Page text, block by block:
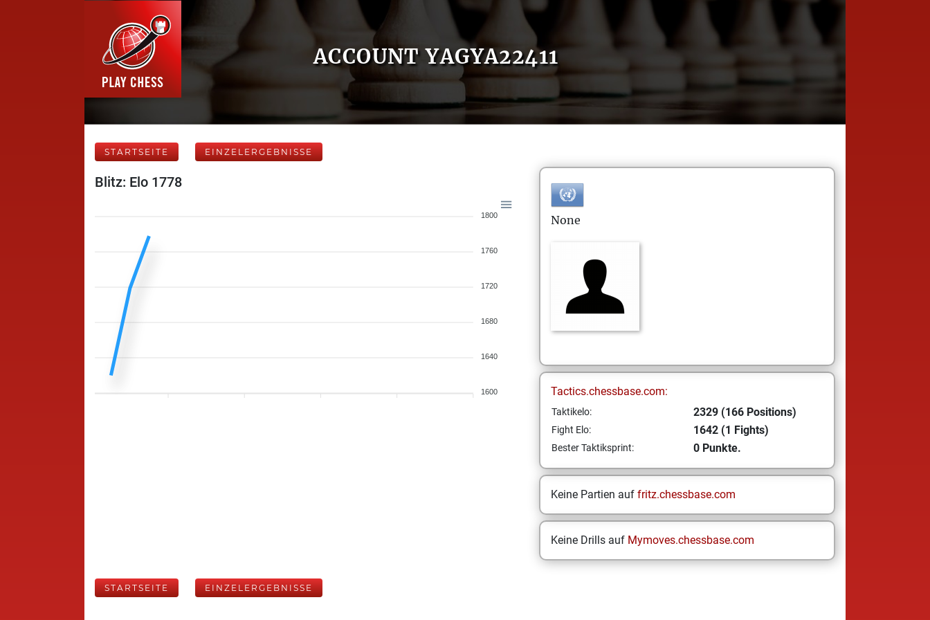
ACCOUNT YAGYA22411
STARTSEITE EINZELERGEBNISSE
Blitz: Elo 1778
1800
1760
1720
1680
1640
1600
None
Tactics.chessbase.com:
Taktikelo: 2329 (166 Positions)
Fight Elo: 1642 (1 Fights)
Bester Taktiksprint: 0 Punkte.
Keine Partien auf fritz.chessbase.com
Keine Drills auf Mymoves.chessbase.com
STARTSEITE EINZELERGEBNISSE